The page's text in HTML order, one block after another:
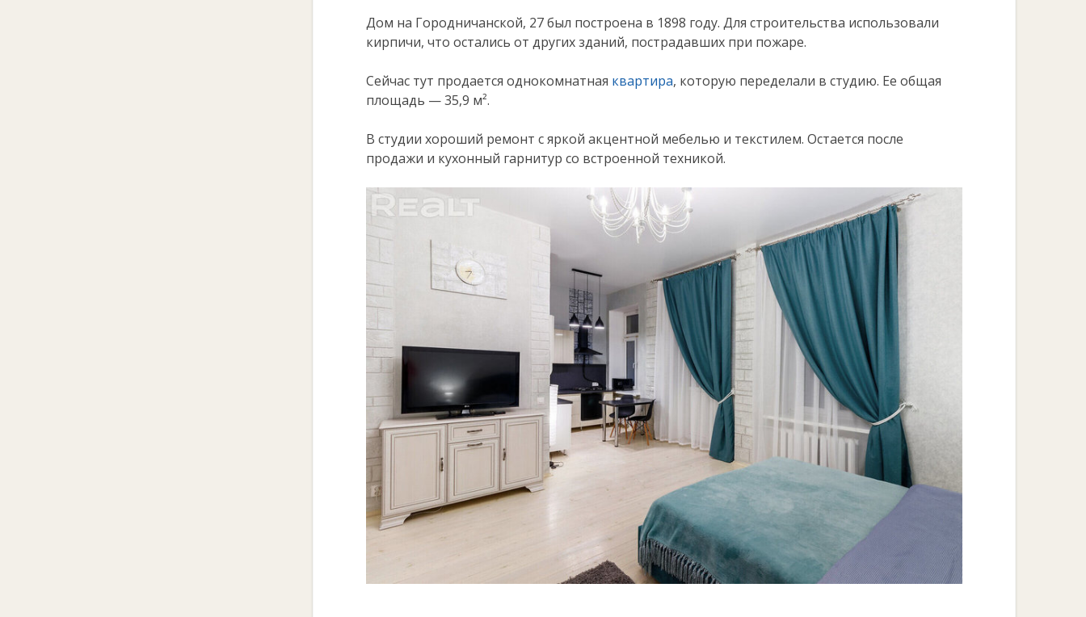
Дом на Городничанской, 27 был построена в 1898 году. Для строительства использовали
кирпичи, что остались от других зданий, пострадавших при пожаре.
Сейчас тут продается однокомнатная квартира, которую переделали в студию. Ее общая
площадь — 35,9 м².
В студии хороший ремонт с яркой акцентной мебелью и текстилем. Остается после
продажи и кухонный гарнитур со встроенной техникой.